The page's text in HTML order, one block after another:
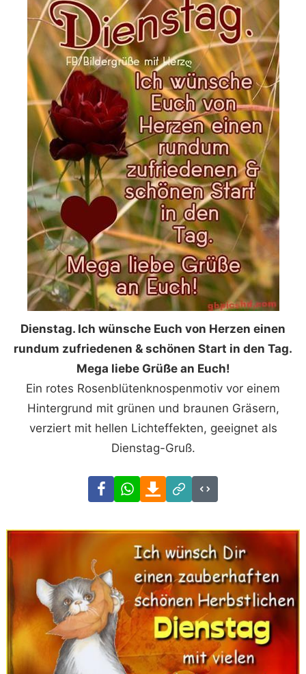
Dienstag. Ich wünsche Euch von Herzen einen
rundum zufriedenen & schönen Start in den Tag.
Mega liebe Grüße an Euch!
Ein rotes Rosenblütenknospenmotiv vor einem
Hintergrund mit grünen und braunen Gräsern,
verziert mit hellen Lichteffekten, geeignet als
Dienstag-Gruß.
FacebookWhatsAppDownload
Link
Code